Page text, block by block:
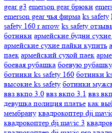
gear g3 emerson gear брюки
emerson gear чья фирма ks safety
safety 160 r arrow ks safety
ботинки армейские будни
армейские сухие пайки купить
паек армейский сухой паек
боевая рубашка боевую
ботинки ks safety 160 ботинки
высокие ks safety ботинки
ввз вкпо 3.0 ввз вкпо 3.1 ввз
девушка полиция платье как
мембрану квадрокоптер dji
квадрокоптер dji mavic 3